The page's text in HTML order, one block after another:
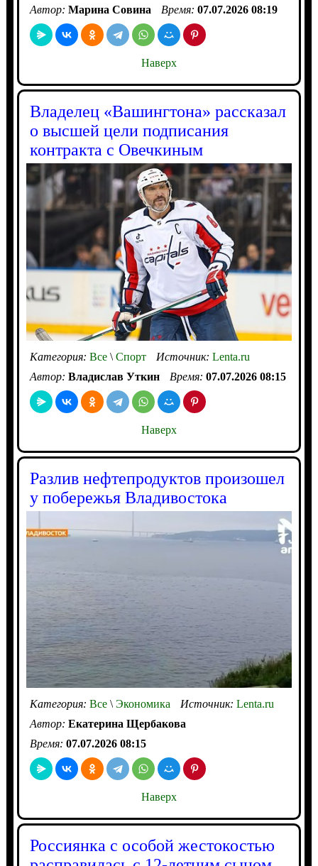
Автор: Марина Совина Время: 07.07.2026 08:19
Наверх
Владелец «Вашингтона» рассказал
о высшей цели подписания
контракта с Овечкиным
Категория: Все\Спорт Источник: Lenta.ru
Автор: Владислав Уткин Время: 07.07.2026 08:15
Наверх
Разлив нефтепродуктов произошел
у побережья Владивостока
Категория: Все\Экономика Источник: Lenta.ru
Автор: Екатерина Щербакова
Время: 07.07.2026 08:15
Наверх
Россиянка с особой жестокостью